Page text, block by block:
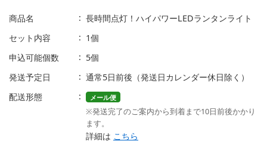
商品名
長時間点灯！ハイパワーLEDランタンライト
セット内容
1個
申込可能個数
5個
発送予定日
通常5日前後（発送日カレンダー休日除く）
配送形態
メール便
※発送完了のご案内から到着まで10日前後かかり
ます。
詳細は こちら